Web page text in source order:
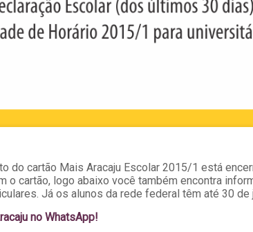
do cartão Mais Aracaju Escolar 2015/1 está
o cartão, logo abaixo você também encontra
Já os alunos da rede federal têm até 30
no WhatsApp!